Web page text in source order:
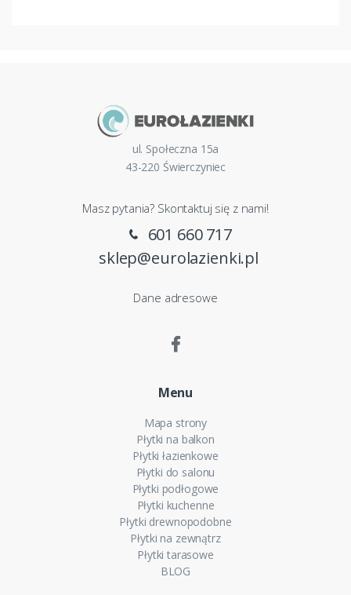
ul. Społeczna 15a
43-220 Świerczyniec
Masz pytania? Skontaktuj się z nami!
601 660 717
sklep@eurolazienki.pl
Dane adresowe
Menu
Mapa strony
Płytki na balkon
Płytki łazienkowe
Płytki do salonu
Płytki podłogowe
Płytki kuchenne
Płytki drewnopodobne
Płytki na zewnątrz
Płytki tarasowe
BLOG